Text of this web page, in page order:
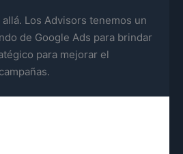
Los Advisors tenemos un
de Google Ads para brindar
para mejorar el